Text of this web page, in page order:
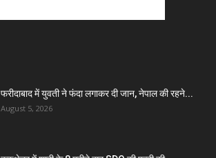
फरीदाबाद में युवती ने फंदा लगाकर दी जान, नेपाल की रहने...
August 5, 2026